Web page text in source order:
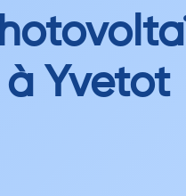
à Yvetot